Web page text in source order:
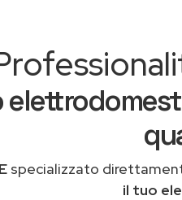
specializzato
il tuo